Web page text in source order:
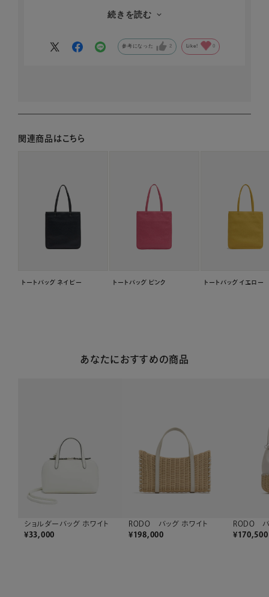
すくてとても便利です。続きを読む
参考になった 2 Like! 0
関連商品はこちら
トートバッグ ネイビー トートバッグ ピンク トートバッグ イエロー
あなたにおすすめの商品
ショルダーバッグ ホワイト
¥33,000
RODO バッグ ホワイト
¥198,000
RODO バ
¥170,500